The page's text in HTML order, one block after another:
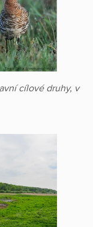
cílové druhy, v